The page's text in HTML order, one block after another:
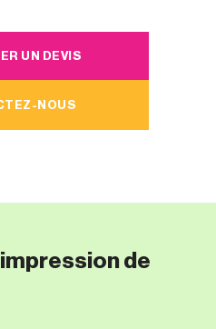
UN DEVIS
NOUS
de